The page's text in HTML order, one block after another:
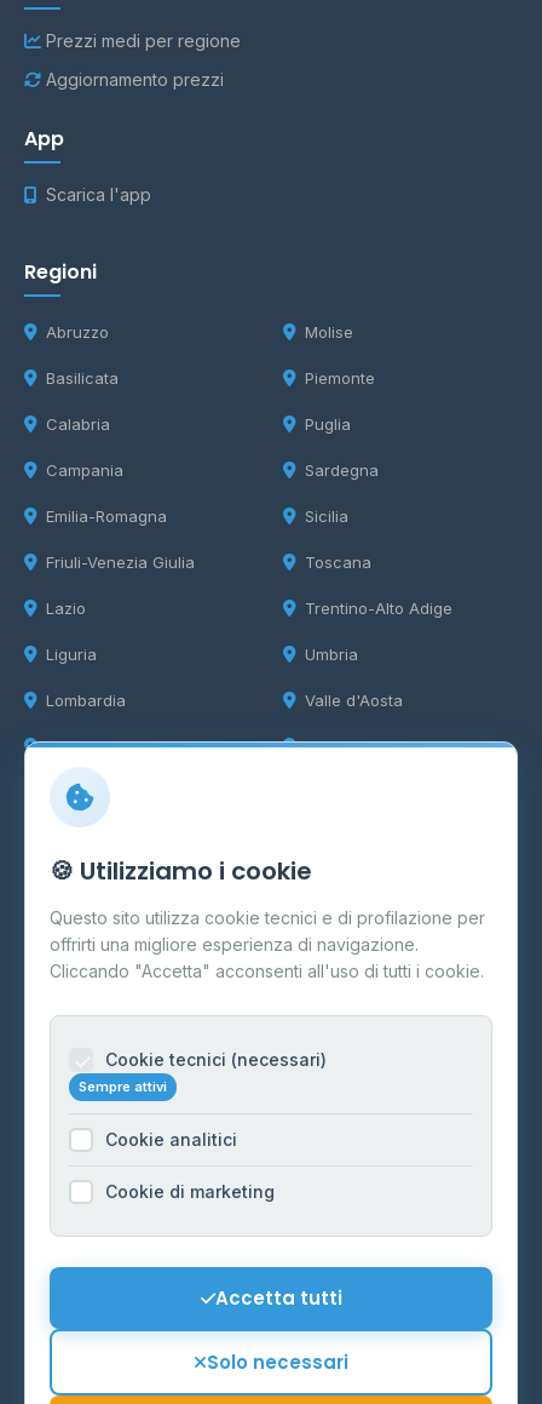
Prezzi medi per regione
Aggiornamento prezzi
App
Scarica l'app
Regioni
Abruzzo
Basilicata
Calabria
Campania
Emilia-Romagna
Friuli-Venezia Giulia
Lazio
Liguria
Lombardia
Marche
Molise
Piemonte
Puglia
Sardegna
Sicilia
Toscana
Trentino-Alto Adige
Umbria
Valle d'Aosta
Veneto
Info
Cos'è il GPL
FAQ
Contatti
Informazioni legali
Cookie Policy
Preferenze Cookie
Mappa del sito
🍪 Utilizziamo i cookie
Questo sito utilizza cookie tecnici e di profilazione per
offrirti una migliore esperienza di navigazione.
Cliccando "Accetta" acconsenti all'uso di tutti i cookie.
Cookie tecnici (necessari)
Sempre attivi
Cookie analitici
Cookie di marketing
Accetta tutti
Solo necessari